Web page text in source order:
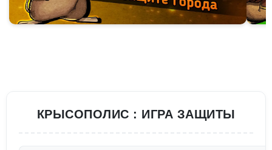
КРЫСОПОЛИС : ИГРА ЗАЩИТЫ